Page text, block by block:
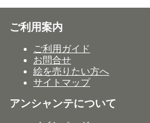
ご利用案内
ご利用ガイド
お問合せ
絵を売りたい方へ
サイトマップ
アンシャンテについて